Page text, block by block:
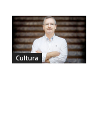
Cultura